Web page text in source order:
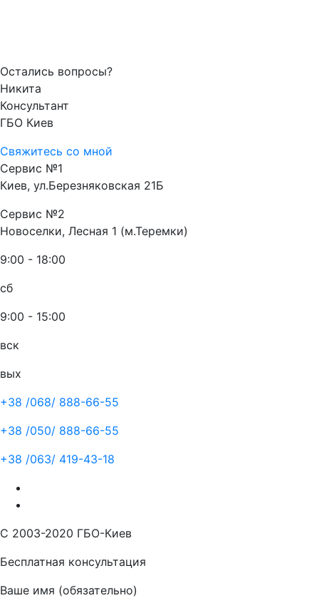
Остались вопросы?
Никита
Консультант
ГБО Киев
Свяжитесь со мной
Сервис №1
Киев, ул.Березняковская 21Б
Сервис №2
Новоселки, Лесная 1 (м.Теремки)
9:00 - 18:00
сб
9:00 - 15:00
вск
вых
+38 /068/ 888-66-55
+38 /050/ 888-66-55
+38 /063/ 419-43-18
С 2003-2020 ГБО-Киев
Бесплатная консультация
Ваше имя (обязательно)